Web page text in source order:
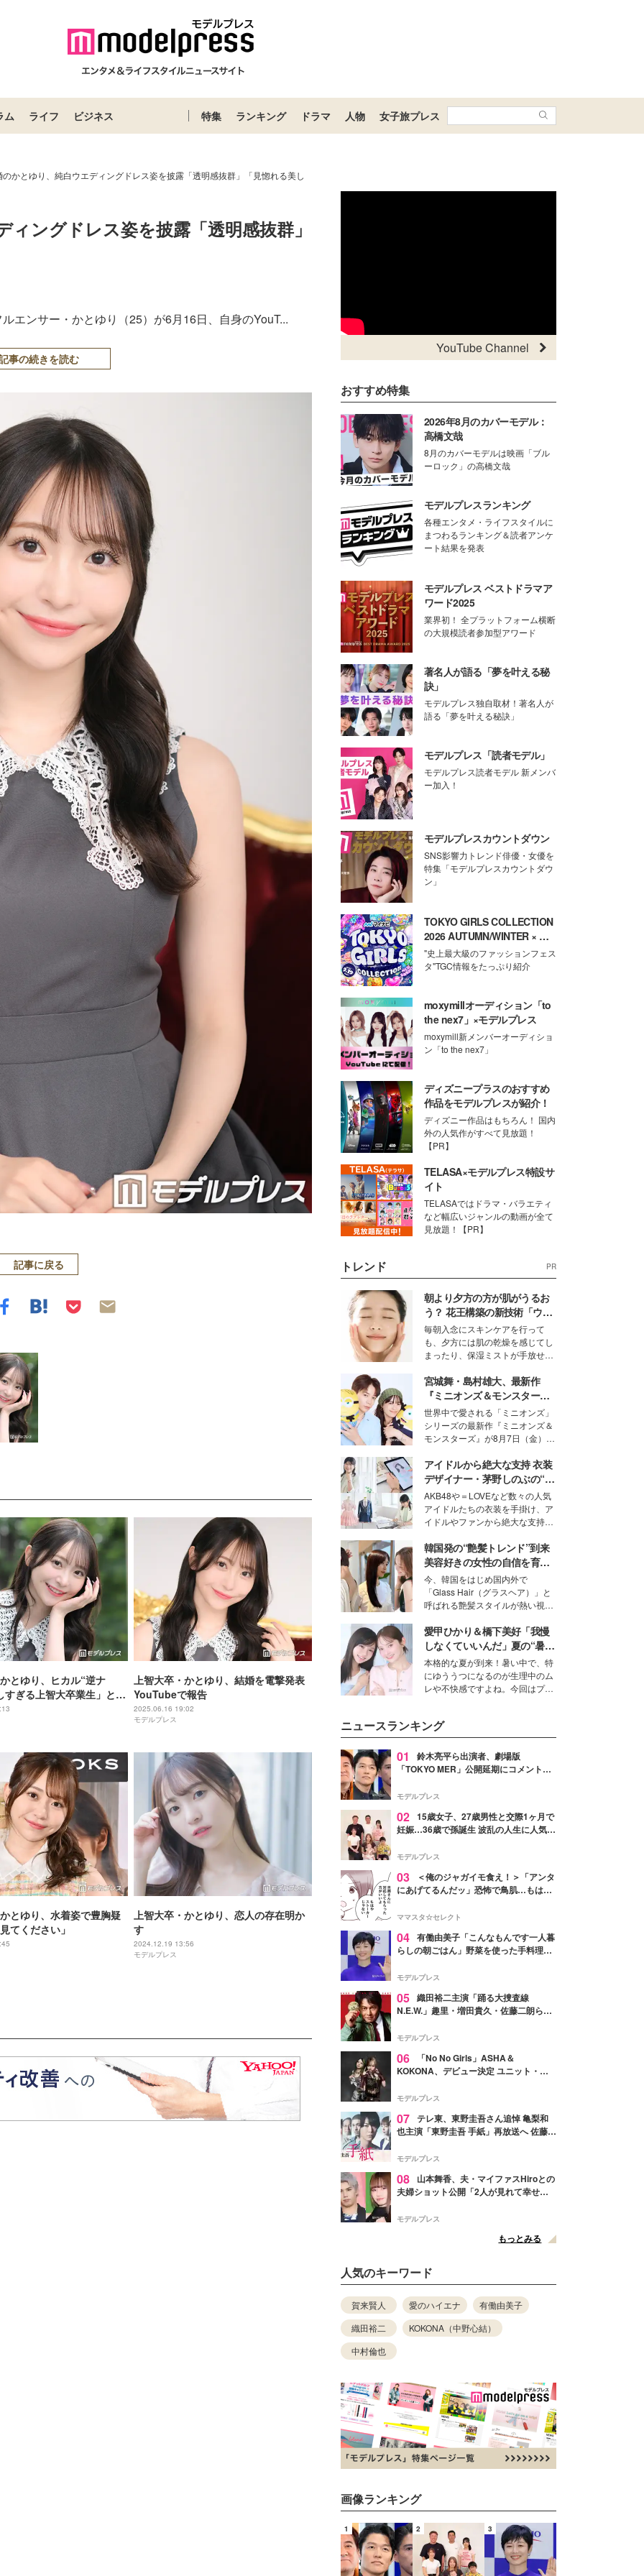
ム ライフ ビジネス 特集 ランキング ドラマ 人物 女子旅プレス
のかとゆり、純白ウエディングドレス姿を披露「透明感抜群」「見惚れる美し
ングドレス姿を披露「透明感抜群」
エンサー・かとゆり（25）が6月16日、自身のYouT...
事の続きを読む
記事に戻る
とゆり、ヒカル“逆ナ
すぎる上智大卒業生」と話
マネージャー・グラビア
上智大卒・かとゆり、結婚を電撃発表
YouTubeで報告
2025.06.16 19:02
モデルプレス
とゆり、水着姿で豊胸疑
てください」
上智大卒・かとゆり、恋人の存在明か
す
2024.12.19 13:56
モデルプレス
YouTube Channel
おすすめ特集
2026年8月のカバーモデル：
高橋文哉
8月のカバーモデルは映画「ブル
ーロック」の高橋文哉
モデルプレスランキング
各種エンタメ・ライフスタイルに
まつわるランキング＆読者アンケ
ート結果を発表
モデルプレス ベストドラマア
ワード2025
業界初！ 全プラットフォーム横断
の大規模読者参加型アワード
著名人が語る「夢を叶える秘
訣」
モデルプレス独自取材！著名人が
語る「夢を叶える秘訣」
モデルプレス「読者モデル」
モデルプレス読者モデル 新メンバ
ー加入！
モデルプレスカウントダウン
SNS影響力トレンド俳優・女優を
特集「モデルプレスカウントダウ
ン」
TOKYO GIRLS COLLECTION
2026 AUTUMN/WINTER × モ
デルプレス
"史上最大級のファッションフェス
タ"TGC情報をたっぷり紹介
moxymillオーディション「to
the nex7」×モデルプレス
moxymill新メンバーオーディショ
ン「to the nex7」
ディズニープラスのおすすめ
作品をモデルプレスが紹介！
ディズニー作品はもちろん！ 国内
外の人気作がすべて見放題！
【PR】
TELASA×モデルプレス特設サ
イト
TELASAではドラマ・バラエティ
など幅広いジャンルの動画が全て
見放題！【PR】
トレンド PR
朝より夕方の方が肌がうるお
う？ 花王構築の新技術「ウォ
ーターキャプチャリングスキ
ン（捕水肌）」がスキンケア
の常識を変える予感
毎朝入念にスキンケアを行って
も、夕方には肌の乾燥を感じてし
まったり、保湿ミストが手放せな
な美容の常識を大きく変える可能
性を秘めた、革新的な「Water
Capturing Skin（ウォーターキャ
プチャリングスキン：捕水肌）」
技術を、花王が構築した。
宮城舞・島村雄大、最新作
『ミニオンズ＆モンスター
ズ』の魅力熱弁 ハチャメチャ
だけじゃない“友情と絆”に感
動
世界中で愛される「ミニオンズ」
シリーズの最新作『ミニオンズ＆
モンスターズ』が8月7日（金）に
ニオン好き”という共通点を持つモ
デルの宮城舞と島村雄大の特別対
談をお届け！それぞれの視点か
ら、今作ならではの魅力や予想外
の感動をもたらす奥深いストーリ
ーについて熱く語り合ってもらっ
た。
アイドルから絶大な支持 衣装
デザイナー・茅野しのぶの“可
愛い”を作る美学＜「シチズン
クロスシー」インタビュー＞
AKB48や＝LOVEなど数々の人気
アイドルたちの衣装を手掛け、ア
イドルやファンから絶大な支持を
取締役兼クリエイティブディレク
ター・茅野しのぶ。一人ひとりの
個性に寄り添い、魅力を引き出す
衣装作りは、多くの女性たちに勇
気と自信を与え続けている。
韓国発の“艶髪トレンド”到来
美容好きの女性の自信を育む
「ヘアケア事情」って？
今、韓国をはじめ国内外で
「Glass Hair（グラスヘア）」と
呼ばれる艶髪スタイルが熱い視線
ションの完成度を高めるベースと
して、“髪そのものの美しさ”に改
めて注目する人が増えている様
子。今回は、そんな憧れの艶やか
な髪を日常で叶える、美容好きの
女性たちのヘアケア事情を紹介し
愛甲ひかり＆橋下美好「我慢
しなくていいんだ」夏の“暑さ
対策”の新しい選択肢とは？
本格的な夏が到来！暑い中で、特
にゆううつになるのが生理中のム
レや不快感ですよね。今回はプラ
好さんを迎えて本音で女子会トー
ク。猛暑のお出かけを快適に過ご
すヒントや、2人が感動した夏の
生理の新常識にも迫りました。
ニュースランキング
01
鈴木亮平ら出演者、劇場版
「TOKYO MER」公開延期にコメント
最大の敬意とエールを」
モデルプレス
02 15歳女子、27歳男性と交際1ヶ月で
妊娠…36歳で孫誕生 波乱の人生に人気タ
よ！」
モデルプレス
03
＜俺のジャガイモ食え！＞「アンタ
にあげてるんだッ」恐怖で鳥肌…もはや
ママスタ☆セレクト
04 有働由美子「こんなもんです一人暮
らしの朝ごはん」野菜を使った手料理公
そう」と反響
モデルプレス
05 織田裕二主演「踊る大捜査線
N.E.W.」趣里・増田貴久・佐藤二朗ら新
徴する“謎のキーワード”も
モデルプレス
06
「No No Girls」ASHA＆
KOKONA、デビュー決定 ユニット・
リリースへ
モデルプレス
07 テレ東、東野圭吾さん追悼 亀梨和
也主演「東野圭吾 手紙」再放送へ 佐藤隆
モデルプレス
08
山本舞香、夫・マイファスHiroとの
夫婦ショット公開「2人が見れて幸せ」
モデルプレス
もっとみる
人気のキーワード
賀来賢人 愛のハイエナ
有働由美子
織田裕二
KOKONA（中野心結）
中村倫也
画像ランキング
1 2 3